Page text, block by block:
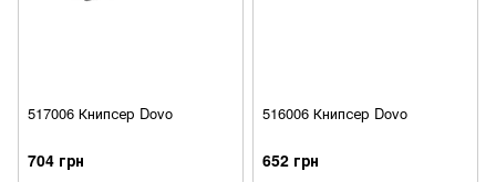
517006 Книпсер Dovo
704 грн
516006 Книпсер Dovo
652 грн